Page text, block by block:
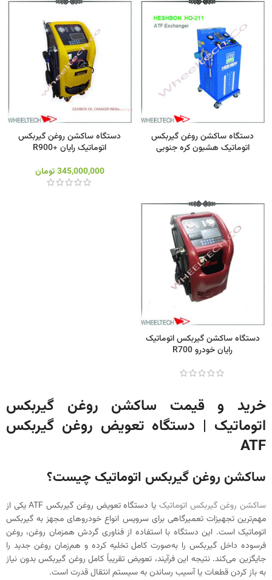
دستگاه ساکشن روغن گیربکس
اتوماتیک هشبون کره جنوبی
دستگاه ساکشن روغن گیربکس
اتوماتیک رایان +R900
345,000,000 تومان
دستگاه ساکشن گیربکس اتوماتیک
رایان خودرو R700
خرید و قیمت ساکشن روغن گیربکس
اتوماتیک | دستگاه تعویض روغن گیربکس
ATF
ساکشن روغن گیربکس اتوماتیک چیست؟
ساکشن روغن گیربکس اتوماتیک
یا دستگاه تعویض روغن گیربکس ATF یکی از
مهم‌ترین تجهیزات تعمیرگاهی برای سرویس انواع خودروهای مجهز به گیربکس
اتوماتیک است. این دستگاه با استفاده از فناوری گردش همزمان روغن، روغن
فرسوده داخل گیربکس را به‌صورت کامل تخلیه کرده و هم‌زمان روغن جدید را
جایگزین می‌کند. نتیجه این فرآیند، تعویض تقریباً کامل روغن گیربکس بدون نیاز
به باز کردن قطعات یا آسیب رساندن به سیستم انتقال قدرت است.